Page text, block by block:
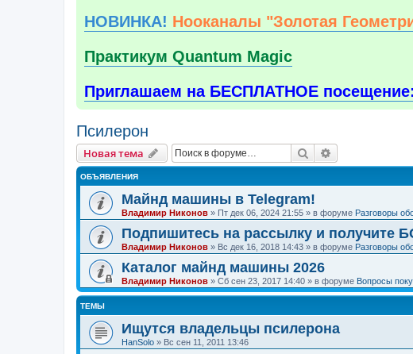
НОВИНКА! Нооканалы "Золотая
Практикум Quantum Magic
Приглашаем на БЕСПЛАТНОЕ посещение:
Псилерон
Новая тема Поиск
ОБЪЯВЛЕНИЯ
Майнд машины в Telegram!
Владимир Никонов » Пт дек 06, 2024 21:55 » в форуме Разговоры
Подпишитесь на рассылку и получите
Владимир Никонов » Вс дек 16, 2018 14:43 » в форуме Разговоры
Каталог майнд машины 2026
Владимир Никонов » Сб сен 23, 2017 14:40 » в форуме Вопросы
ТЕМЫ
Ищутся владельцы псилерона
HanSolo » Вс сен 11, 2011 13:46